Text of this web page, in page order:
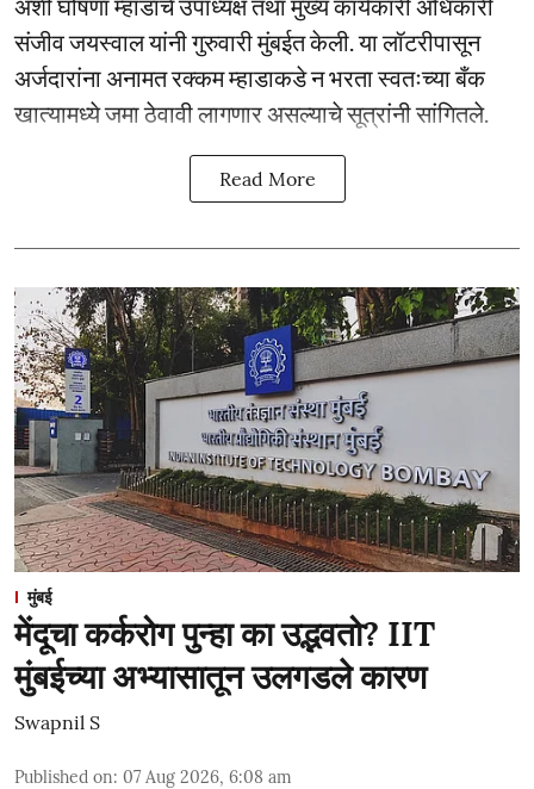
अशी घोषणा म्हाडाचे उपाध्यक्ष तथा मुख्य कार्यकारी अधिकारी
संजीव जयस्वाल यांनी गुरुवारी मुंबईत केली. या लॉटरीपासून
अर्जदारांना अनामत रक्कम म्हाडाकडे न भरता स्वतःच्या बँक
खात्यामध्ये जमा ठेवावी लागणार असल्याचे सूत्रांनी सांगितले.
Read More
मुंबई
मेंदूचा कर्करोग पुन्हा का उद्भवतो? IIT
मुंबईच्या अभ्यासातून उलगडले कारण
Swapnil S
Published on: 07 Aug 2026, 6:08 am